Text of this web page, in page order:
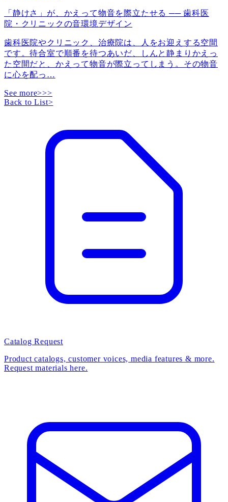
「静けさ」が、かえって物音を際立たせる ── 歯科医
院・クリニックの音環境デザイン
歯科医院やクリニック、治療院は、人をお迎えする空間
です。待合室で順番を待つあいだ、しんと静まりかえっ
た空間だと、かえって物音が際立ってしまう。その物音
に心を配っ …
See more>>>
Back to List>
Catalog Request
Product catalogs, customer voices, media features & more.
Request materials here.